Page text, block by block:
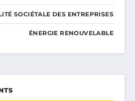
SOCIÉTALE DES ENTREPRISES
ÉNERGIE RENOUVELABLE